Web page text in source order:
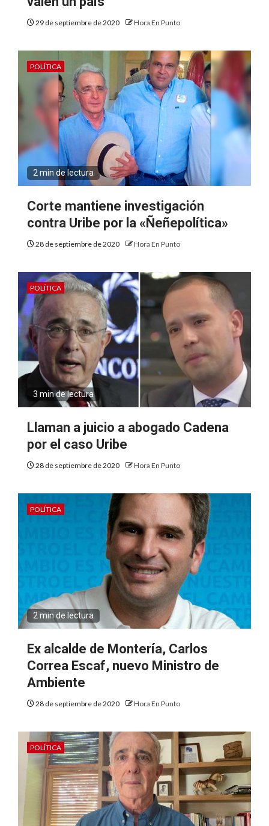
29 de septiembre de 2020 Hora En Punto
POLÍTICA
2 min de lectura
Corte mantiene investigación
contra Uribe por la «Ñeñepolítica»
28 de septiembre de 2020 Hora En Punto
POLÍTICA
3 min de lectura
Llaman a juicio a abogado Cadena
por el caso Uribe
28 de septiembre de 2020 Hora En Punto
POLÍTICA
2 min de lectura
Ex alcalde de Montería, Carlos
Correa Escaf, nuevo Ministro de
Ambiente
28 de septiembre de 2020 Hora En Punto
POLÍTICA